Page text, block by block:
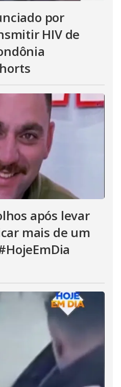
por
HIV de
após levar
mais de um